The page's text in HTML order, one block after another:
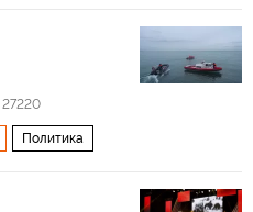
27220
Политика